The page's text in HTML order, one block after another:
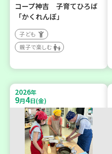
コープ神吉 子育てひろば
「かくれんぼ」
子ども
親子で楽しむ
2026年
9月4日(金)